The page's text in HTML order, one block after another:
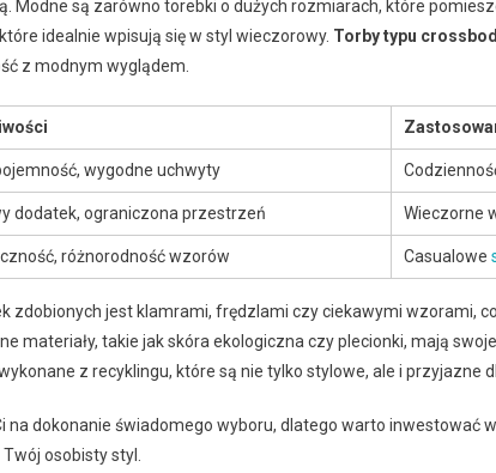
Modne są zarówno torebki o dużych rozmiarach, które
idealnie wpisują się w styl wieczorowy. Torby typu
z modnym wyglądem.
wygodne uchwyty
dodatek, ograniczona przestrzeń Wieczorne
różnorodność wzorów Casualowe
zdobionych jest klamrami, frędzlami czy ciekawymi wzorami,
materiały, takie jak skóra ekologiczna czy plecionki, mają
z recyklingu, które są nie tylko stylowe, ale i przyjazne
na dokonanie świadomego wyboru, dlatego warto inwestować
osobisty styl.